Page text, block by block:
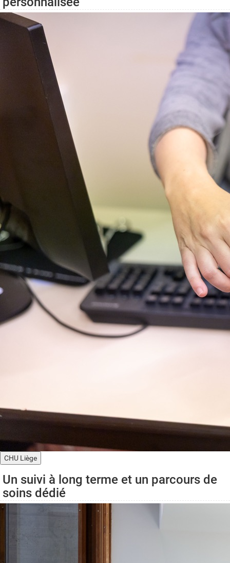
CHU Liège
Un suivi à long terme et un parcours de
soins dédié